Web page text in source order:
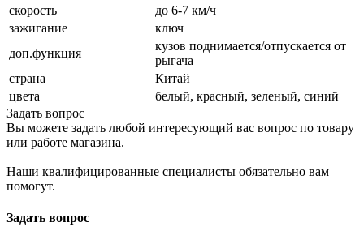
скорость
до 6-7 км/ч
зажигание
ключ
доп.функция
кузов поднимается/отпускается от
рыгача
страна
Китай
цвета
белый, красный, зеленый, синий
Задать вопрос
Вы можете задать любой интересующий вас вопрос по товару
или работе магазина.
Наши квалифицированные специалисты обязательно вам
помогут.
Задать вопрос